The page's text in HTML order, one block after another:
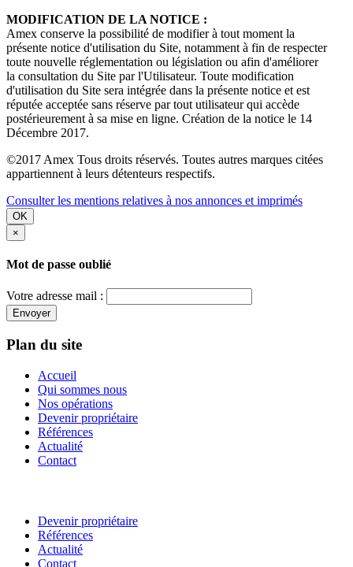
MODIFICATION DE LA NOTICE :
Amex conserve la possibilité de modifier à tout moment la
présente notice d'utilisation du Site, notamment à fin de respecter
toute nouvelle réglementation ou législation ou afin d'améliorer
la consultation du Site par l'Utilisateur. Toute modification
d'utilisation du Site sera intégrée dans la présente notice et est
réputée acceptée sans réserve par tout utilisateur qui accède
postérieurement à sa mise en ligne. Création de la notice le 14
Décembre 2017.
©2017 Amex Tous droits réservés. Toutes autres marques citées
appartiennent à leurs détenteurs respectifs.
Consulter les mentions relatives à nos annonces et imprimés
OK
×
Mot de passe oublié
Votre adresse mail :
Envoyer
Plan du site
Accueil
Qui sommes nous
Nos opérations
Devenir propriétaire
Références
Actualité
Contact
Devenir propriétaire
Références
Actualité
Contact